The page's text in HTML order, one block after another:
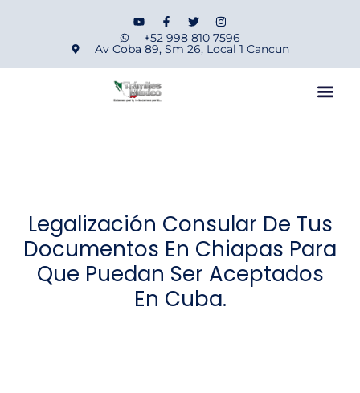
+52 998 810 7596
Av Coba 89, Sm 26, Local 1 Cancun
Legalización Consular De Tus
Documentos En Chiapas Para
Que Puedan Ser Aceptados
En Cuba.